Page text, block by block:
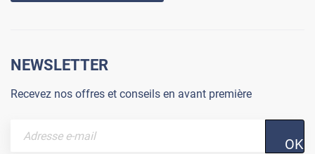
NEWSLETTER
Recevez nos offres et conseils en avant première
OK